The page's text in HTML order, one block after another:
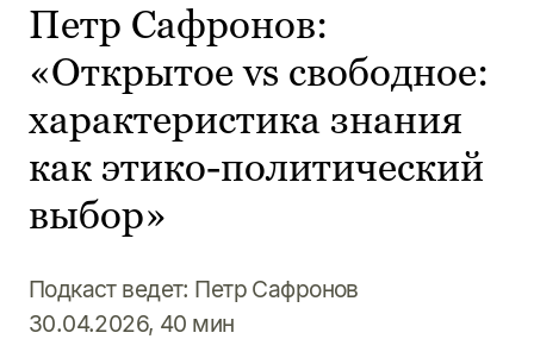
Петр Сафронов:
«Открытое vs свободное:
характеристика знания
как этико-политический
выбор»
Подкаст ведет: Петр Сафронов
30.04.2026, 40 мин